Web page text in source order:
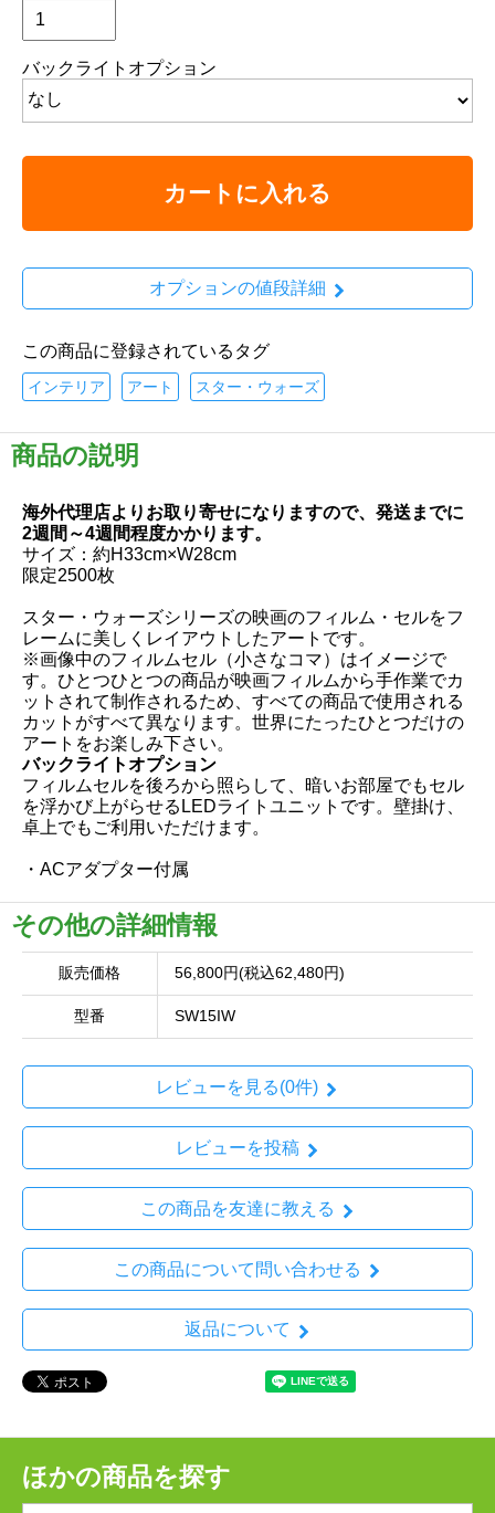
バックライトオプション
カートに入れる
オプションの値段詳細
この商品に登録されているタグ
インテリア アート スター・ウォーズ
商品の説明
海外代理店よりお取り寄せになりますので、発送までに
2週間～4週間程度かかります。
サイズ：約H33cm×W28cm
限定2500枚
スター・ウォーズシリーズの映画のフィルム・セルをフ
レームに美しくレイアウトしたアートです。
※画像中のフィルムセル（小さなコマ）はイメージで
す。ひとつひとつの商品が映画フィルムから手作業でカ
ットされて制作されるため、すべての商品で使用される
カットがすべて異なります。世界にたったひとつだけの
アートをお楽しみ下さい。
バックライトオプション
フィルムセルを後ろから照らして、暗いお部屋でもセル
を浮かび上がらせるLEDライトユニットです。壁掛け、
卓上でもご利用いただけます。
・ACアダプター付属
その他の詳細情報
販売価格 56,800円(税込62,480円)
型番 SW15IW
レビューを見る(0件)
レビューを投稿
この商品を友達に教える
この商品について問い合わせる
返品について
ほかの商品を探す